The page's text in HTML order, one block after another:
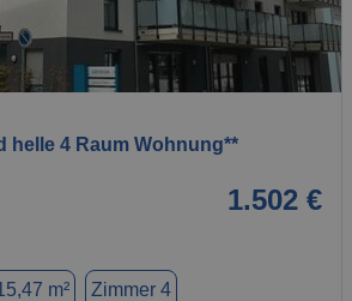
1 / 14
helle 4 Raum Wohnung**
1.502 €
m² Zimmer 4